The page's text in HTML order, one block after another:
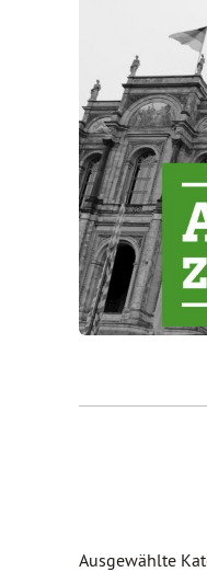
Ausgewählte